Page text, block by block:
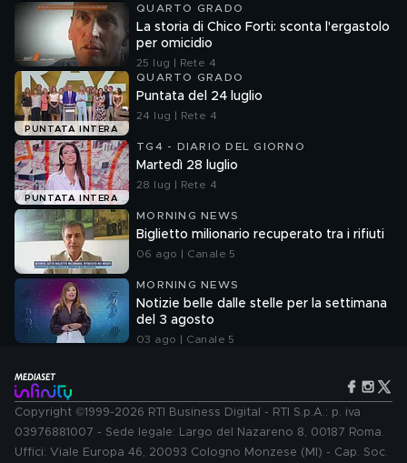
QUARTO GRADO
La storia di Chico Forti: sconta l'ergastolo
per omicidio
25 lug | Rete 4
PUNTATA INTERA
QUARTO GRADO
Puntata del 24 luglio
24 lug | Rete 4
PUNTATA INTERA
TG4 - DIARIO DEL GIORNO
Martedì 28 luglio
28 lug | Rete 4
MORNING NEWS
Biglietto milionario recuperato tra i rifiuti
06 ago | Canale 5
MORNING NEWS
Notizie belle dalle stelle per la settimana
del 3 agosto
03 ago | Canale 5
Copyright ©1999-2026 RTI Business Digital - RTI S.p.A.: p. iva
03976881007 - Sede legale: Largo del Nazareno 8, 00187 Roma.
Uffici: Viale Europa 46, 20093 Cologno Monzese (MI) - Cap. Soc.